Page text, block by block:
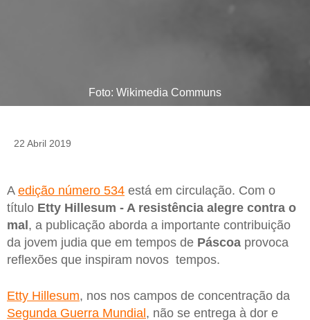
Foto: Wikimedia Communs
22 Abril 2019
A edição número 534 está em circulação. Com o
título Etty Hillesum - A resistência alegre contra o
mal , a publicação aborda a importante contribuição
da jovem judia que em tempos de Páscoa provoca
reflexões que inspiram novos tempos.
Etty Hillesum, nos nos campos de concentração da
Segunda Guerra Mundial , não se entrega à dor e